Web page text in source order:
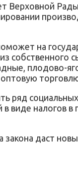
Верховной
на
плодово-
ряд
виде налогов
закона даст